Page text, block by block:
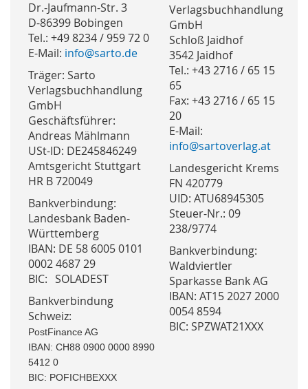
Dr.-Jaufmann-Str. 3
D-86399 Bobingen
Tel.: +49 8234 / 959 72 0
E-Mail: info@sarto.de
Träger: Sarto
Verlagsbuchhandlung
GmbH
Geschäftsführer:
Andreas Mählmann
USt-ID: DE245846249
Amtsgericht Stuttgart
HR B 720049
Bankverbindung:
Landesbank Baden-
Württemberg
IBAN: DE 58 6005 0101
0002 4687 29
BIC: SOLADEST
Bankverbindung
Schweiz:
PostFinance AG
IBAN: CH88 0900 0000 8990
5412 0
BIC: POFICHBEXXX
Verlagsbuchhandlung
GmbH
Schloß Jaidhof
3542 Jaidhof
Tel.: +43 2716 / 65 15
65
Fax: +43 2716 / 65 15
20
E-Mail:
info@sartoverlag.at
Landesgericht Krems
FN 420779
UID: ATU68945305
Steuer-Nr.: 09
238/9774
Bankverbindung:
Waldviertler
Sparkasse Bank AG
IBAN: AT15 2027 2000
0054 8594
BIC: SPZWAT21XXX